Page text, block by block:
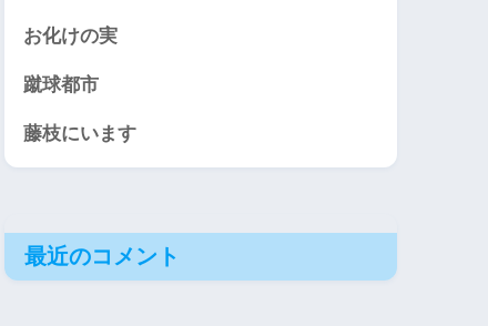
お化けの実
蹴球都市
藤枝にいます
最近のコメント